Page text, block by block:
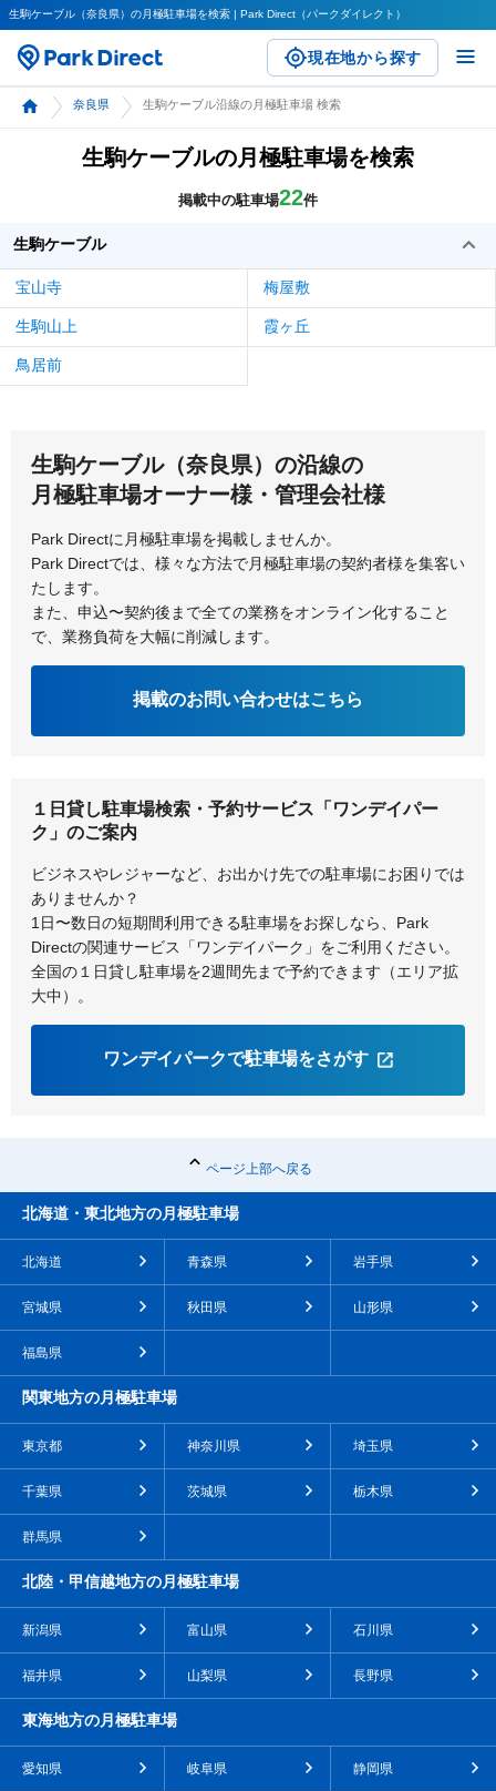
生駒ケーブル（奈良県）の月極駐車場を検索 | Park Direct（パークダイレクト）
現在地から探す
奈良県 生駒ケーブル沿線の月極駐車場 検索
生駒ケーブルの月極駐車場を検索
掲載中の駐車場22件
生駒ケーブル
宝山寺 梅屋敷
生駒山上 霞ヶ丘
鳥居前
生駒ケーブル（奈良県）の沿線の
月極駐車場オーナー様・管理会社様
Park Directに月極駐車場を掲載しませんか。
Park Directでは、様々な方法で月極駐車場の契約者様を集客い
たします。
また、申込〜契約後まで全ての業務をオンライン化すること
で、業務負荷を大幅に削減します。
掲載のお問い合わせはこちら
１日貸し駐車場検索・予約サービス「ワンデイパー
ク」のご案内
ビジネスやレジャーなど、お出かけ先での駐車場にお困りでは
ありませんか？
1日〜数日の短期間利用できる駐車場をお探しなら、Park
Directの関連サービス「ワンデイパーク」をご利用ください。
全国の１日貸し駐車場を2週間先まで予約できます（エリア拡
大中）。
ワンデイパークで駐車場をさがす
ページ上部へ戻る
北海道・東北地方の月極駐車場
北海道 青森県 岩手県
宮城県 秋田県 山形県
福島県
関東地方の月極駐車場
東京都 神奈川県 埼玉県
千葉県 茨城県 栃木県
群馬県
北陸・甲信越地方の月極駐車場
新潟県 富山県 石川県
福井県 山梨県 長野県
東海地方の月極駐車場
愛知県 岐阜県 静岡県